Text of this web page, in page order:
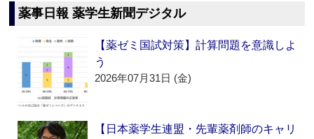
薬事日報 薬学生新聞デジタル
【薬ゼミ国試対策】計算問題を意識しよ
う
2026年07月31日 (金)
【日本薬学生連盟・先輩薬剤師のキャリ